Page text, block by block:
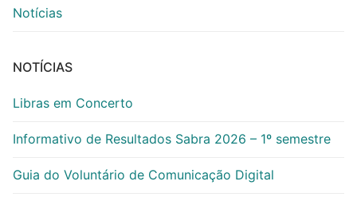
Notícias
NOTÍCIAS
Libras em Concerto
Informativo de Resultados Sabra 2026 – 1º semestre
Guia do Voluntário de Comunicação Digital